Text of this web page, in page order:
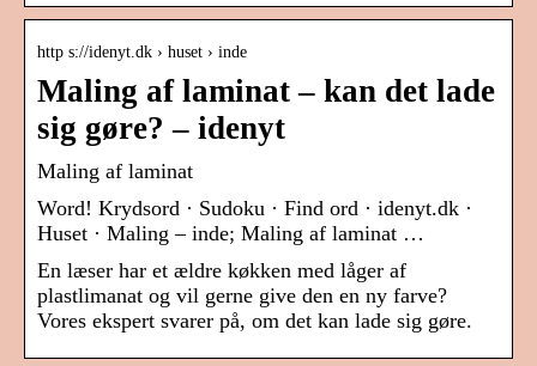
http s://idenyt.dk › huset › inde
Maling af laminat – kan det lade
sig gøre? – idenyt
Maling af laminat
Word! Krydsord · Sudoku · Find ord · idenyt.dk ·
Huset · Maling – inde; Maling af laminat …
En læser har et ældre køkken med låger af
plastlimanat og vil gerne give den en ny farve?
Vores ekspert svarer på, om det kan lade sig gøre.